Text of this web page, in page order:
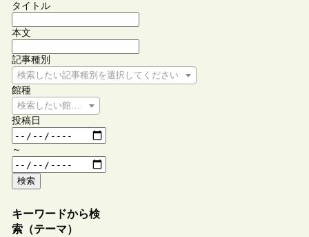
タイトル
本文
記事種別
検索したい記事種別を選択してください
館種
検索したい館種を選択してください
投稿日
～
検索
キーワードから検
索（テーマ）